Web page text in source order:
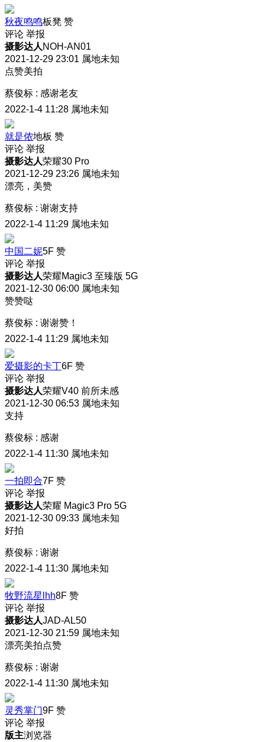
秋夜鸣鸣板凳 赞
评论 举报
摄影达人 NOH-AN01
2021-12-29 23:01 属地未知
点赞美拍
蔡俊标 : 感谢老友
2022-1-4 11:28 属地未知
就是侬地板 赞
评论 举报
摄影达人荣耀30 Pro
2021-12-29 23:26 属地未知
漂亮，美赞
蔡俊标 : 谢谢支持
2022-1-4 11:29 属地未知
中国二妮5F 赞
评论 举报
摄影达人荣耀Magic3 至臻版 5G
2021-12-30 06:00 属地未知
赞赞哒
蔡俊标 : 谢谢赞！
2022-1-4 11:29 属地未知
爱摄影的卡丁6F 赞
评论 举报
摄影达人荣耀V40 前所未感
2021-12-30 06:53 属地未知
支持
蔡俊标 : 感谢
2022-1-4 11:30 属地未知
一拍即合7F 赞
评论 举报
摄影达人荣耀 Magic3 Pro 5G
2021-12-30 09:33 属地未知
好拍
蔡俊标 : 谢谢
2022-1-4 11:30 属地未知
牧野流星lhh8F 赞
评论 举报
摄影达人JAD-AL50
2021-12-30 21:59 属地未知
漂亮美拍点赞
蔡俊标 : 谢谢
2022-1-4 11:30 属地未知
灵秀掌门9F 赞
评论 举报
版主浏览器